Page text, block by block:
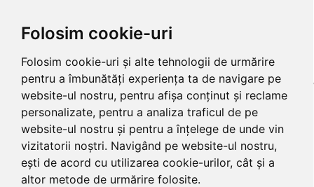
Folosim cookie-uri
Folosim cookie-uri și alte tehnologii de urmărire
pentru a îmbunătăți experiența ta de navigare pe
website-ul nostru, pentru afișa conținut și reclame
personalizate, pentru a analiza traficul de pe
website-ul nostru și pentru a înțelege de unde vin
vizitatorii noștri. Navigând pe website-ul nostru,
ești de acord cu utilizarea cookie-urilor, cât și a
altor metode de urmărire folosite.